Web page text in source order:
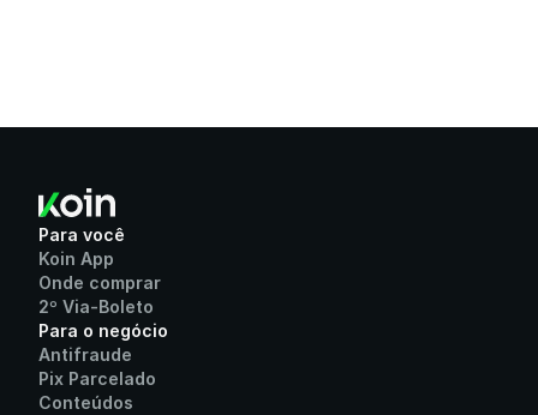
Para você
Koin App
Onde comprar
2º Via-Boleto
Para o negócio
Antifraude
Pix Parcelado
Conteúdos